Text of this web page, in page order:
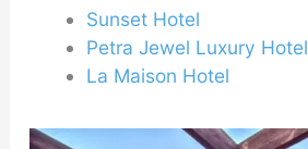
Sunset Hotel
Petra Jewel Luxury Hotel
La Maison Hotel